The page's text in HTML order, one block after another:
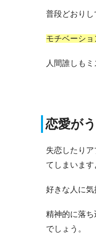
普段どおりし
モチベーシ
人間誰しも
恋愛が
失恋したり
てしまいます
好きな人に気
精神的に落ち
でしょう。